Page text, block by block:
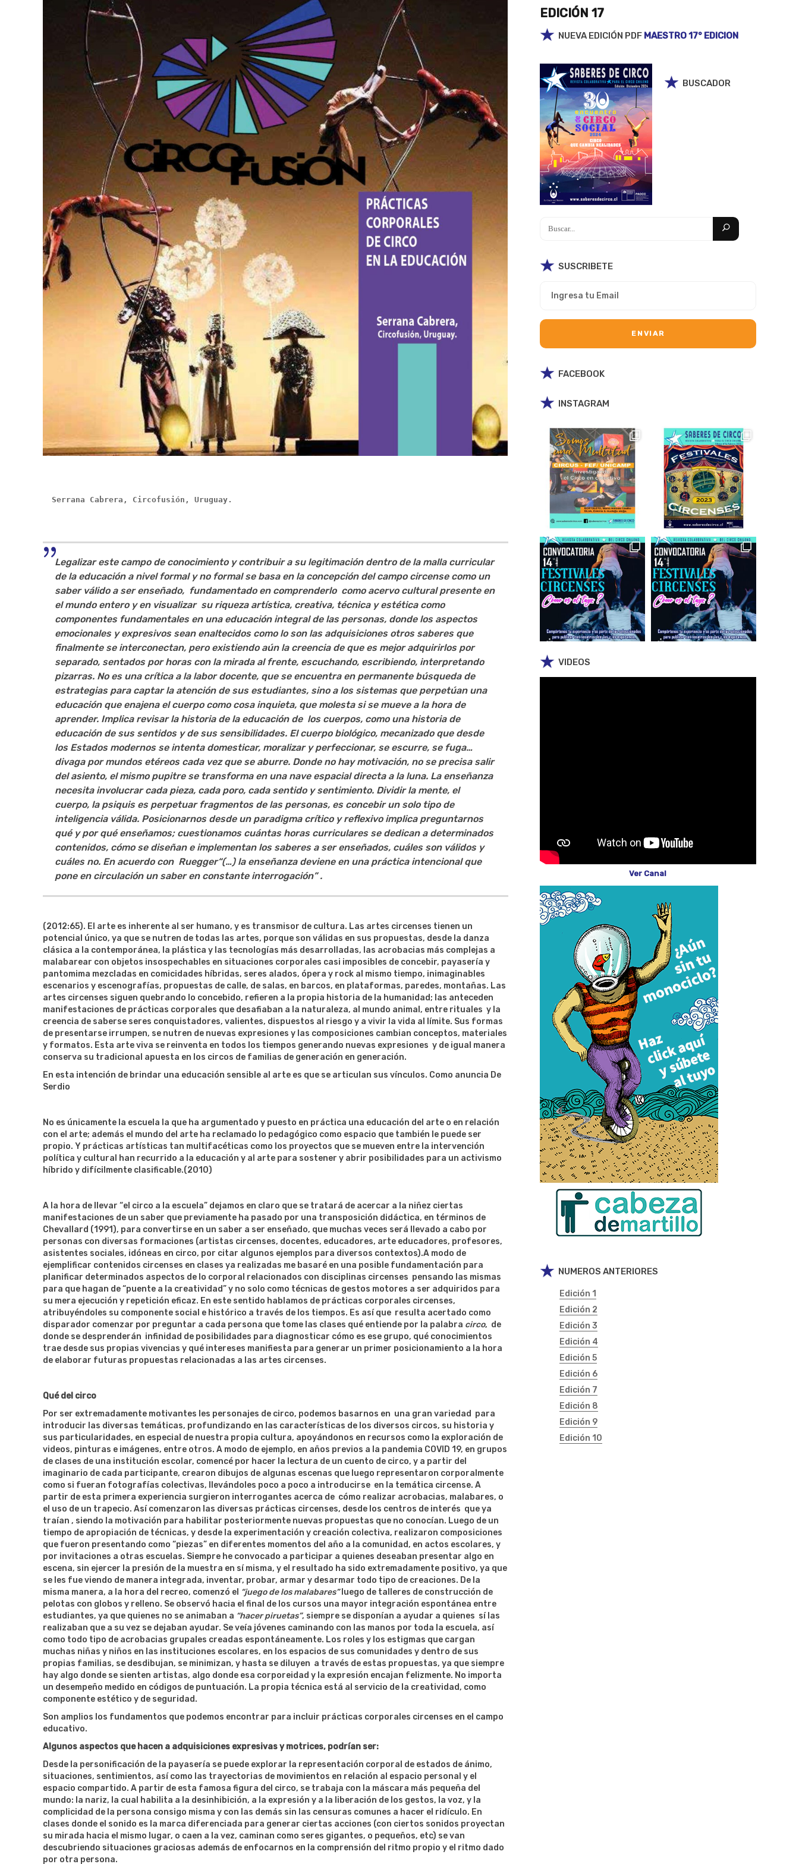
Serrana Cabrera, Circofusión, Uruguay.
Legalizar este campo de conocimiento y contribuir a su legitimación dentro de la malla curricular
de la educación a nivel formal y no formal se basa en la concepción del campo circense como un
saber válido a ser enseñado, fundamentado en comprenderlo como acervo cultural presente en
el mundo entero y en visualizar su riqueza artística, creativa, técnica y estética como
componentes fundamentales en una educación integral de las personas, donde los aspectos
emocionales y expresivos sean enaltecidos como lo son las adquisiciones otros saberes que
finalmente se interconectan, pero existiendo aún la creencia de que es mejor adquirirlos por
separado, sentados por horas con la mirada al frente, escuchando, escribiendo, interpretando
pizarras. No es una crítica a la labor docente, que se encuentra en permanente búsqueda de
estrategias para captar la atención de sus estudiantes, sino a los sistemas que perpetúan una
educación que enajena el cuerpo como cosa inquieta, que molesta si se mueve a la hora de
aprender. Implica revisar la historia de la educación de los cuerpos, como una historia de
educación de sus sentidos y de sus sensibilidades. El cuerpo biológico, mecanizado que desde
los Estados modernos se intenta domesticar, moralizar y perfeccionar, se escurre, se fuga…
divaga por mundos etéreos cada vez que se aburre. Donde no hay motivación, no se precisa salir
del asiento, el mismo pupitre se transforma en una nave espacial directa a la luna. La enseñanza
necesita involucrar cada pieza, cada poro, cada sentido y sentimiento. Dividir la mente, el
cuerpo, la psiquis es perpetuar fragmentos de las personas, es concebir un solo tipo de
inteligencia válida. Posicionarnos desde un paradigma crítico y reflexivo implica preguntarnos
qué y por qué enseñamos; cuestionamos cuántas horas curriculares se dedican a determinados
contenidos, cómo se diseñan e implementan los saberes a ser enseñados, cuáles son válidos y
cuáles no. En acuerdo con Ruegger“(…) la enseñanza deviene en una práctica intencional que
pone en circulación un saber en constante interrogación”.
(2012:65). El arte es inherente al ser humano, y es transmisor de cultura. Las artes circenses tienen un
potencial único, ya que se nutren de todas las artes, porque son válidas en sus propuestas, desde la danza
clásica a la contemporánea, la plástica y las tecnologías más desarrolladas, las acrobacias más complejas a
malabarear con objetos insospechables en situaciones corporales casi imposibles de concebir, payasería y
pantomima mezcladas en comicidades híbridas, seres alados, ópera y rock al mismo tiempo, inimaginables
escenarios y escenografías, propuestas de calle, de salas, en barcos, en plataformas, paredes, montañas. Las
artes circenses siguen quebrando lo concebido, refieren a la propia historia de la humanidad; las anteceden
manifestaciones de prácticas corporales que desafiaban a la naturaleza, al mundo animal, entre rituales y la
creencia de saberse seres conquistadores, valientes, dispuestos al riesgo y a vivir la vida al límite. Sus formas
de presentarse irrumpen, se nutren de nuevas expresiones y las composiciones cambian conceptos, materiales
y formatos. Esta arte viva se reinventa en todos los tiempos generando nuevas expresiones y de igual manera
conserva su tradicional apuesta en los circos de familias de generación en generación.
En esta intención de brindar una educación sensible al arte es que se articulan sus vínculos. Como anuncia De
Serdio
No es únicamente la escuela la que ha argumentado y puesto en práctica una educación del arte o en relación
con el arte; además el mundo del arte ha reclamado lo pedagógico como espacio que también le puede ser
propio. Y prácticas artísticas tan multifacéticas como los proyectos que se mueven entre la intervención
política y cultural han recurrido a la educación y al arte para sostener y abrir posibilidades para un activismo
híbrido y difícilmente clasificable.(2010)
A la hora de llevar “el circo a la escuela” dejamos en claro que se tratará de acercar a la niñez ciertas
manifestaciones de un saber que previamente ha pasado por una transposición didáctica, en términos de
Chevallard (1991), para convertirse en un saber a ser enseñado, que muchas veces será llevado a cabo por
personas con diversas formaciones (artistas circenses, docentes, educadores, arte educadores, profesores,
asistentes sociales, idóneas en circo, por citar algunos ejemplos para diversos contextos).A modo de
ejemplificar contenidos circenses en clases ya realizadas me basaré en una posible fundamentación para
planificar determinados aspectos de lo corporal relacionados con disciplinas circenses pensando las mismas
para que hagan de “puente a la creatividad” y no solo como técnicas de gestos motores a ser adquiridos para
su mera ejecución y repetición eficaz. En este sentido hablamos de prácticas corporales circenses,
atribuyéndoles su componente social e histórico a través de los tiempos. Es así que resulta acertado como
disparador comenzar por preguntar a cada persona que tome las clases qué entiende por la palabra circo, de
donde se desprenderán infinidad de posibilidades para diagnosticar cómo es ese grupo, qué conocimientos
trae desde sus propias vivencias y qué intereses manifiesta para generar un primer posicionamiento a la hora
de elaborar futuras propuestas relacionadas a las artes circenses.
Qué del circo
Por ser extremadamente motivantes les personajes de circo, podemos basarnos en una gran variedad para
introducir las diversas temáticas, profundizando en las características de los diversos circos, su historia y
sus particularidades, en especial de nuestra propia cultura, apoyándonos en recursos como la exploración de
videos, pinturas e imágenes, entre otros. A modo de ejemplo, en años previos a la pandemia COVID 19, en grupos
de clases de una institución escolar, comencé por hacer la lectura de un cuento de circo, y a partir del
imaginario de cada participante, crearon dibujos de algunas escenas que luego representaron corporalmente
como si fueran fotografías colectivas, llevándoles poco a poco a introducirse en la temática circense. A
partir de esta primera experiencia surgieron interrogantes acerca de cómo realizar acrobacias, malabares, o
el uso de un trapecio. Así comenzaron las diversas prácticas circenses, desde los centros de interés que ya
traían , siendo la motivación para habilitar posteriormente nuevas propuestas que no conocían. Luego de un
tiempo de apropiación de técnicas, y desde la experimentación y creación colectiva, realizaron composiciones
que fueron presentando como “piezas” en diferentes momentos del año a la comunidad, en actos escolares, y
por invitaciones a otras escuelas. Siempre he convocado a participar a quienes deseaban presentar algo en
escena, sin ejercer la presión de la muestra en sí misma, y el resultado ha sido extremadamente positivo, ya que
se les fue viendo de manera integrada, inventar, probar, armar y desarmar todo tipo de creaciones. De la
misma manera, a la hora del recreo, comenzó el “juego de los malabares”luego de talleres de construcción de
pelotas con globos y relleno. Se observó hacia el final de los cursos una mayor integración espontánea entre
estudiantes, ya que quienes no se animaban a “hacer piruetas”, siempre se disponían a ayudar a quienes sí las
realizaban que a su vez se dejaban ayudar. Se veía jóvenes caminando con las manos por toda la escuela, así
como todo tipo de acrobacias grupales creadas espontáneamente. Los roles y los estigmas que cargan
muchas niñas y niños en las instituciones escolares, en los espacios de sus comunidades y dentro de sus
propias familias, se desdibujan, se minimizan, y hasta se diluyen a través de estas propuestas, ya que siempre
hay algo donde se sienten artistas, algo donde esa corporeidad y la expresión encajan felizmente. No importa
un desempeño medido en códigos de puntuación. La propia técnica está al servicio de la creatividad, como
componente estético y de seguridad.
Son amplios los fundamentos que podemos encontrar para incluir prácticas corporales circenses en el campo
educativo.
Algunos aspectos que hacen a adquisiciones expresivas y motrices, podrían ser:
Desde la personificación de la payasería se puede explorar la representación corporal de estados de ánimo,
situaciones, sentimientos, así como las trayectorias de movimientos en relación al espacio personal y el
espacio compartido. A partir de esta famosa figura del circo, se trabaja con la máscara más pequeña del
mundo: la nariz, la cual habilita a la desinhibición, a la expresión y a la liberación de los gestos, la voz, y la
complicidad de la persona consigo misma y con las demás sin las censuras comunes a hacer el ridículo. En
clases donde el sonido es la marca diferenciada para generar ciertas acciones (con ciertos sonidos proyectan
su mirada hacia el mismo lugar, o caen a la vez, caminan como seres gigantes, o pequeños, etc) se van
descubriendo situaciones graciosas además de enfocarnos en la comprensión del ritmo propio y el ritmo dado
por otra persona.
EDICIÓN 17
NUEVA EDICIÓN PDF MAESTRO 17° EDICION
BUSCADOR
SUSCRIBETE
FACEBOOK
INSTAGRAM
VIDEOS
Ver Canal
NUMEROS ANTERIORES
Edición 1
Edición 2
Edición 3
Edición 4
Edición 5
Edición 6
Edición 7
Edición 8
Edición 9
Edición 10